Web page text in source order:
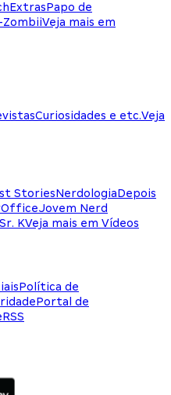
ExtrasPapo de
ZombiiVeja mais em
Curiosidades e etc.Veja
StoriesNerdologiaDepois
Jovem Nerd
Sr. KVeja mais em Vídeos
Política de
Portal de
RSS